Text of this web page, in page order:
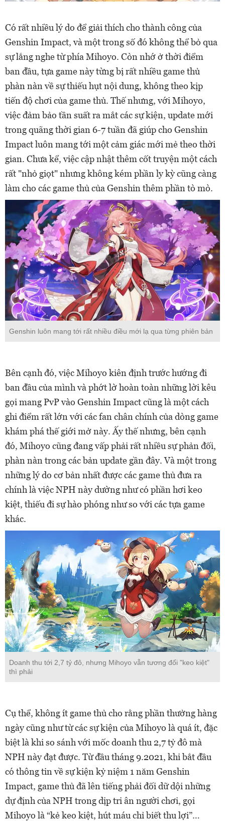
Có rất nhiều lý do để giải thích cho thành công của
Genshin Impact, và một trong số đó không thể bỏ qua
sự lắng nghe từ phía Mihoyo. Còn nhớ ở thời điểm
ban đầu, tựa game này từng bị rất nhiều game thủ
phàn nàn về sự thiếu hụt nội dung, không theo kịp
tiến độ chơi của game thủ. Thế nhưng, với Mihoyo,
việc đảm bảo tần suất ra mắt các sự kiện, update mới
trong quãng thời gian 6-7 tuần đã giúp cho Genshin
Impact luôn mang tới một cảm giác mới mẻ theo thời
gian. Chưa kể, việc cập nhật thêm cốt truyện một cách
rất "nhỏ giọt" nhưng không kém phần ly kỳ cũng càng
làm cho các game thủ của Genshin thêm phần tò mò.
Genshin luôn mang tới rất nhiều điều mới lạ qua từng phiên bản
Bên cạnh đó, việc Mihoyo kiên định trước hướng đi
ban đầu của mình và phớt lờ hoàn toàn những lời kêu
gọi mang PvP vào Genshin Impact cũng là một cách
ghi điểm rất lớn với các fan chân chính của dòng game
khám phá thế giới mở này. Ấy thế nhưng, bên cạnh
đó, Mihoyo cũng đang vấp phải rất nhiều sự phản đối,
phàn nàn trong các bản update gần đây. Và một trong
những lý do cơ bản nhất được các game thủ đưa ra
chính là việc NPH này dường như có phần hơi keo
kiệt, thiếu đi sự hào phóng như so với các tựa game
khác.
Doanh thu tới 2,7 tỷ đô, nhưng Mihoyo vẫn tương đối "keo kiệt"
thì phải
Cụ thể, không ít game thủ cho rằng phần thưởng hàng
ngày cũng như từ các sự kiện của Mihoyo là quá ít, đặc
biệt là khi so sánh với mốc doanh thu 2,7 tỷ đô mà
NPH này đạt được. Từ đầu tháng 9.2021, khi bắt đầu
có thông tin về sự kiện kỷ niệm 1 năm Genshin
Impact, game thủ đã lên tiếng phải đối dữ dội những
dự định của NPH trong dịp tri ân người chơi, gọi
Mihoyo là “kẻ keo kiệt, hút máu chỉ biết thu lợi”…